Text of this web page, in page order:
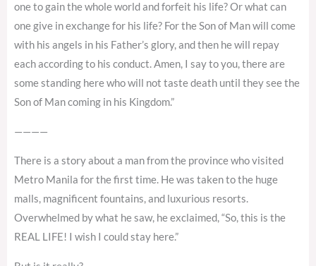
one to gain the whole world and forfeit his life? Or what can
one give in exchange for his life? For the Son of Man will come
with his angels in his Father’s glory, and then he will repay
each according to his conduct. Amen, I say to you, there are
some standing here who will not taste death until they see the
Son of Man coming in his Kingdom.”
————
There is a story about a man from the province who visited
Metro Manila for the first time. He was taken to the huge
malls, magnificent fountains, and luxurious resorts.
Overwhelmed by what he saw, he exclaimed, “So, this is the
REAL LIFE! I wish I could stay here.”